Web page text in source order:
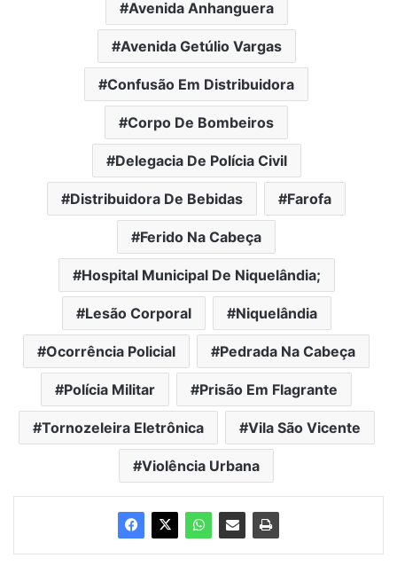
Avenida Anhanguera
Avenida Getúlio Vargas
Confusão Em Distribuidora
Corpo De Bombeiros
Delegacia De Polícia Civil
Distribuidora De Bebidas Farofa
Ferido Na Cabeça
Hospital Municipal De Niquelândia;
Lesão Corporal Niquelândia
Ocorrência Policial Pedrada Na Cabeça
Polícia Militar Prisão Em Flagrante
Tornozeleira Eletrônica Vila São Vicente
Violência Urbana